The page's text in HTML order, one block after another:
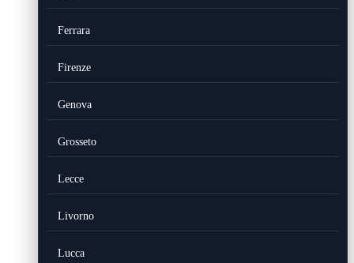
Ferrara
Firenze
Genova
Grosseto
Lecce
Livorno
Lucca